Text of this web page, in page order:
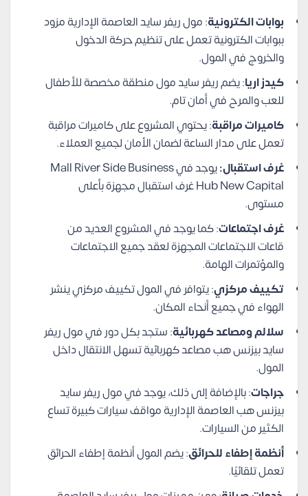
بوابات الكترونية: مول ريفر سايد العاصمة الإدارية مزود
ببوابات الكترونية تعمل على تنظيم حركة الدخول
والخروج في المول.
كيدز اريا: يضم ريفر سايد مول منطقة مخصصة للأطفال
للعب والمرح في أمان تام.
كاميرات مراقبة: يحتوي المشروع على كاميرات مراقبة
تعمل على مدار الساعة لضمان الأمان لجميع العملاء.
غرف استقبال:
يوجد في Mall River Side Business
Hub New Capital غرف استقبال مجهزة بأعلى
مستوى.
غرف اجتماعات: كما يوجد في المشروع العديد من
قاعات الاجتماعات المجهزة لعقد جميع الاجتماعات
والمؤتمرات الهامة.
تكييف مركزي: يتوافر في المول تكييف مركزي ينشر
الهواء في جميع أنحاء المكان.
سلالم ومصاعد كهربائية: ستجد بكل دور في مول ريفر
سايد بيزنس هب مصاعد كهربائية تسهل الانتقال داخل
المول.
جراجات: بالإضافة إلى ذلك، يوجد في مول ريفر سايد
بيزنس هب العاصمة الإدارية مواقف سيارات كبيرة تساع
الكثير من السيارات.
أنظمة إطفاء للحرائق: يضم المول أنظمة إطفاء الحرائق
تعمل تلقائيًا.